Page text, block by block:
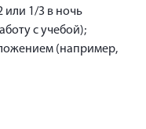
или 1/3 в ночь
с учебой);
(например,